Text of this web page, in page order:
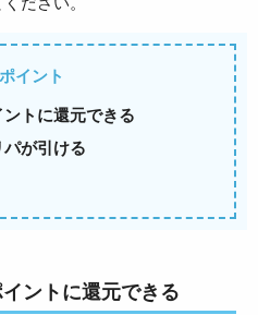
イント
トに還元できる
が引ける
ントに還元できる